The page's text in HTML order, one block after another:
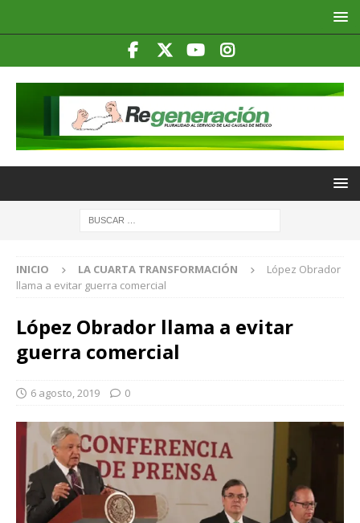
INICIO LA CUARTA TRANSFORMACIÓN
López Obrador
llama a evitar guerra comercial
López Obrador llama a evitar
guerra comercial
6 agosto, 2019 0